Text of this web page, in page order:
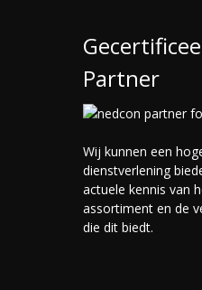
Partner
Wij kunnen een
dienstverlening
actuele kennis van
assortiment en de
die dit biedt.